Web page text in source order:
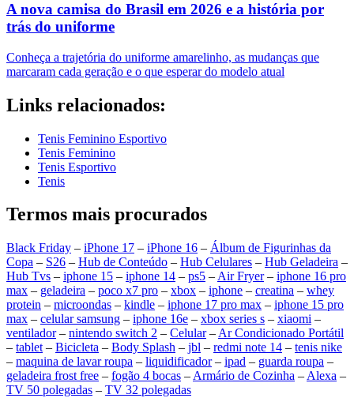
A nova camisa do Brasil em 2026 e a história por
trás do uniforme
Conheça a trajetória do uniforme amarelinho, as mudanças que
marcaram cada geração e o que esperar do modelo atual
Links relacionados:
Tenis Feminino Esportivo
Tenis Feminino
Tenis Esportivo
Tenis
Termos mais procurados
Black Friday – iPhone 17 – iPhone 16 – Álbum de Figurinhas da
Copa – S26 – Hub de Conteúdo – Hub Celulares – Hub Geladeira –
Hub Tvs – iphone 15 – iphone 14 – ps5 – Air Fryer– iphone 16 pro
max – geladeira – poco x7 pro – xbox – iphone – creatina – whey
protein – microondas – kindle – iphone 17 pro max – iphone 15 pro
max – celular samsung – iphone 16e – xbox series s – xiaomi –
ventilador– nintendo switch 2 – Celular– Ar Condicionado Portátil
– tablet – Bicicleta – Body Splash – jbl – redmi note 14 – tenis nike
– maquina de lavar roupa – liquidificador– ipad – guarda roupa –
geladeira frost free – fogão 4 bocas – Armário de Cozinha – Alexa –
TV 50 polegadas – TV 32 polegadas